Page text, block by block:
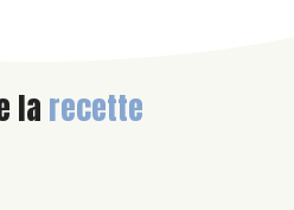
larecette